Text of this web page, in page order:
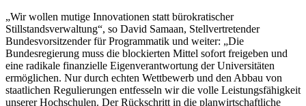
„Wir wollen mutige Innovationen statt bürokratischer
Stillstandsverwaltung“, so David Samaan, Stellvertretender
Bundesvorsitzender für Programmatik und weiter: „Die
Bundesregierung muss die blockierten Mittel sofort freigeben und
eine radikale finanzielle Eigenverantwortung der Universitäten
ermöglichen. Nur durch echten Wettbewerb und den Abbau von
staatlichen Regulierungen entfesseln wir die volle Leistungsfähigkeit
unserer Hochschulen. Der Rückschritt in die planwirtschaftliche